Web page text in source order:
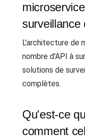
surveillance
L'architecture de
nombre d'API à
solutions de
complètes.
Qu'est-ce
comment